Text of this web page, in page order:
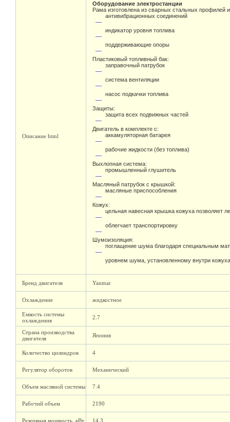
Описание html
Оборудование электростанции
Рама изготовлена из сварных стальных профилей и
антивибрационных соединений
индикатор уровня топлива
поддерживающие опоры
Пластиковый топливный бак:
заправочный патрубок
система вентиляции
насос подкачки топлива
Защиты:
защита всех подвижных частей
Двигатель в комплекте с:
аккамуляторная батарея
рабочие жидкости (без топлива)
Выхлопная система:
промышленный глушитель
Масляный патрубок с крышкой:
масляные приспособления
Кожух:
цельная навесная крышка кожуха позволяет
облегчает транспортировку
Шумоизоляция:
поглащение шума благодаря специальным
уровнем шума, установленному внутри кожуха
Бренд двигателя Yanmar
Охлаждение жидкостное
Емкость системы
охлаждения
2.7
Страна производства
двигателя
Япония
Количество цилиндров 4
Регулятор оборотов Механический
Объем масляной системы 7.4
Рабочий объем 2190
Резервная мощность, кВт 14.3